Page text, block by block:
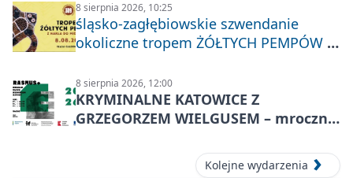
8 sierpnia 2026, 10:25
śląsko-zagłębiowskie szwendanie
okoliczne tropem ŻÓŁTYCH PEMPÓW z
8 sierpnia 2026, 12:00
KRYMINALNE KATOWICE Z
GRZEGORZEM WIELGUSEM – mroczne
Kolejne wydarzenia